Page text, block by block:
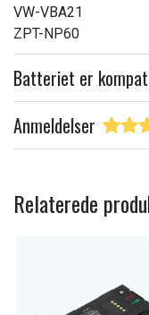
VW-VBA21
ZPT-NP60
Batteriet er
Anmeldelser
Relaterede